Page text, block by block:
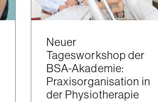
Neuer
Tagesworkshop der
BSA-Akademie:
Praxisorganisation in
der Physiotherapie